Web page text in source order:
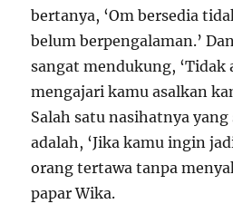
bertanya, ‘Om bersedia
belum berpengalaman.’
sangat mendukung, ‘Tidak
mengajari kamu asalkan
Salah satu nasihatnya yang
adalah, ‘Jika kamu ingin
orang tertawa tanpa
papar Wika.